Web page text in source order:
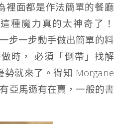
裡面都是作法簡單的餐廳
種魔力真的太神奇了！
步一步動手做出簡單的料
時， 必須「倒帶」找解
就來了。得知 Morgane
亞馬遜有在賣，一般的書